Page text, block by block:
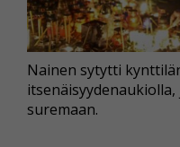
Nainen sytytti
suremaan.